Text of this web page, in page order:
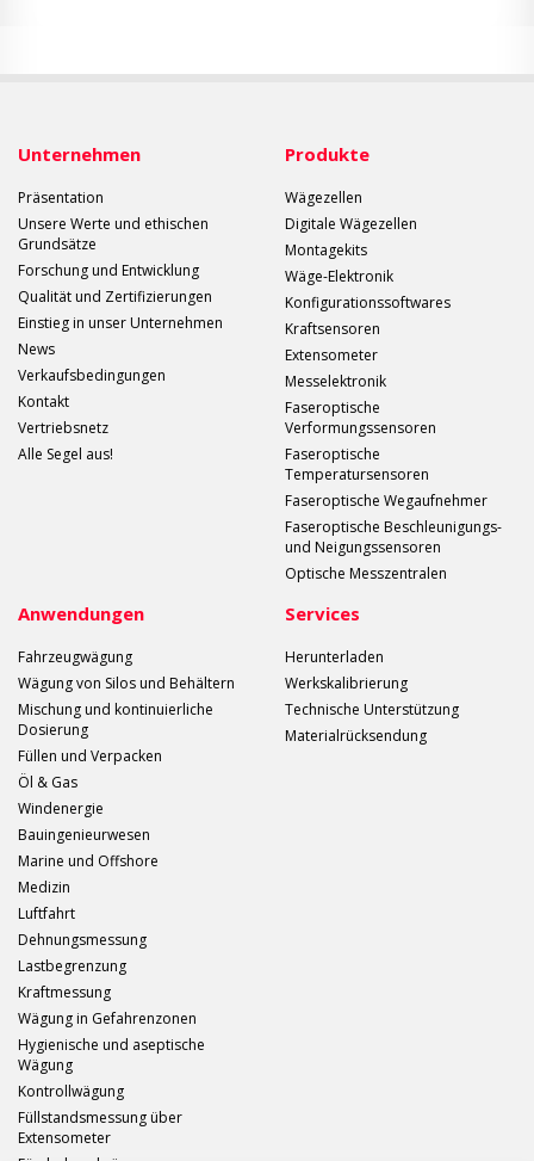
Unternehmen
Präsentation
Unsere Werte und ethischen
Grundsätze
Forschung und Entwicklung
Qualität und Zertifizierungen
Einstieg in unser Unternehmen
News
Verkaufsbedingungen
Kontakt
Vertriebsnetz
Alle Segel aus!
Produkte
Wägezellen
Digitale Wägezellen
Montagekits
Wäge-Elektronik
Konfigurationssoftwares
Kraftsensoren
Extensometer
Messelektronik
Faseroptische
Verformungssensoren
Faseroptische
Temperatursensoren
Faseroptische Wegaufnehmer
Faseroptische Beschleunigungs-
und Neigungssensoren
Optische Messzentralen
Anwendungen
Fahrzeugwägung
Wägung von Silos und Behältern
Mischung und kontinuierliche
Dosierung
Füllen und Verpacken
Öl & Gas
Windenergie
Bauingenieurwesen
Marine und Offshore
Medizin
Luftfahrt
Dehnungsmessung
Lastbegrenzung
Kraftmessung
Wägung in Gefahrenzonen
Hygienische und aseptische
Wägung
Kontrollwägung
Füllstandsmessung über
Extensometer
Services
Herunterladen
Werkskalibrierung
Technische Unterstützung
Materialrücksendung